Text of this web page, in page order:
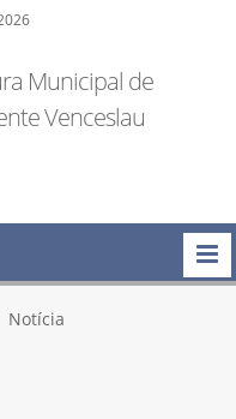
Municipal de
Venceslau
Notícia